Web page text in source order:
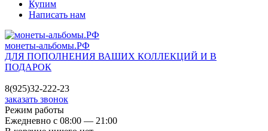
Купим
Написать нам
монеты-альбомы.РФ
ДЛЯ ПОПОЛНЕНИЯ ВАШИХ КОЛЛЕКЦИЙ И В
ПОДАРОК
8(925)32-222-23
заказать звонок
Режим работы
Ежедневно с 08:00 — 21:00